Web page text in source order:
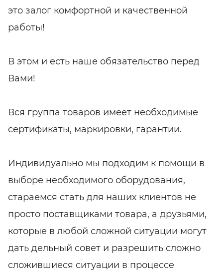
это залог комфортной и качественной
работы!
В этом и есть наше обязательство перед
Вами!
Вся группа товаров имеет необходимые
сертификаты, маркировки, гарантии.
Индивидуально мы подходим к помощи в
выборе необходимого оборудования,
стараемся стать для наших клиентов не
просто поставщиками товара, а друзьями,
которые в любой сложной ситуации могут
дать дельный совет и разрешить сложно
сложившиеся ситуации в процессе